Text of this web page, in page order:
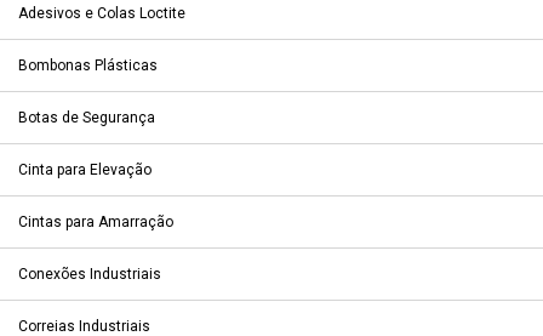
Adesivos e Colas Loctite
Bombonas Plásticas
Botas de Segurança
Cinta para Elevação
Cintas para Amarração
Conexões Industriais
Correias Industriais